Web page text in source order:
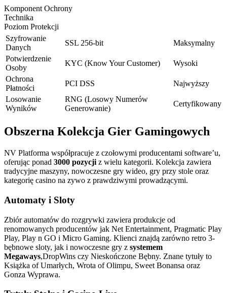
Komponent Ochrony
Technika
Poziom Protekcji
Szyfrowanie
Danych
SSL 256-bit
Maksymalny
Potwierdzenie
Osoby
KYC (Know Your Customer)
Wysoki
Ochrona
Płatności
PCI DSS
Najwyższy
Losowanie
Wyników
RNG (Losowy Numerów
Generowanie)
Certyfikowany
Obszerna Kolekcja Gier Gamingowych
NV Platforma współpracuje z czołowymi producentami software’u,
oferując ponad 3000 pozycji z wielu kategorii. Kolekcja zawiera
tradycyjne maszyny, nowoczesne gry wideo, gry przy stole oraz
kategorię casino na zywo z prawdziwymi prowadzącymi.
Automaty i Sloty
Zbiór automatów do rozgrywki zawiera produkcje od
renomowanych producentów jak Net Entertainment, Pragmatic Play
Play, Play n GO i Micro Gaming. Klienci znajdą zarówno retro 3-
bębnowe sloty, jak i nowoczesne gry z systemem
Megaways,DropWins czy Nieskończone Bębny. Znane tytuły to
Książka of Umarłych, Wrota of Olimpu, Sweet Bonansa oraz
Gonza Wyprawa.